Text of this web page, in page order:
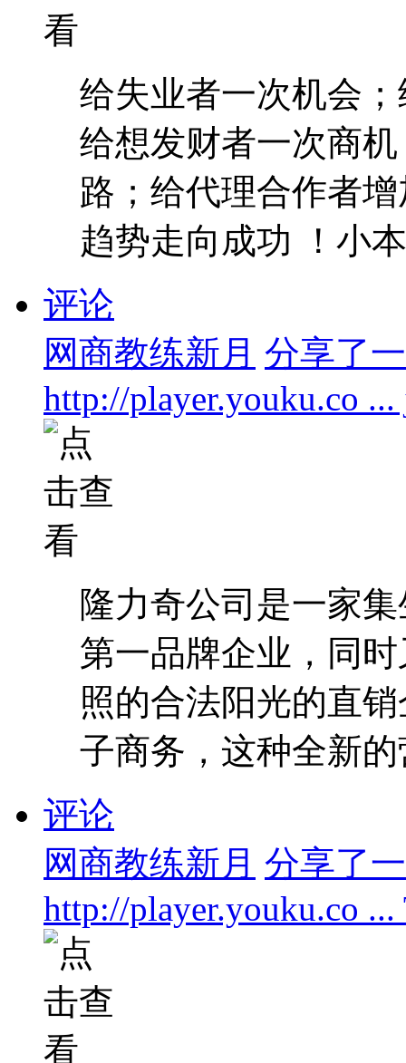
给失业者一次机会
给想发财者一次商
路；给代理合作者
趋势走向成功 ！小
评论
网商教练新月 分享了
http://player.youku.co
隆力奇公司是一家
第一品牌企业，同
照的合法阳光的直
子商务，这种全新
评论
网商教练新月 分享了
http://player.youku.co